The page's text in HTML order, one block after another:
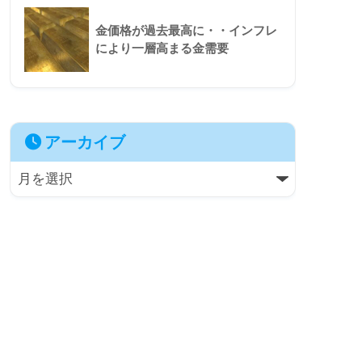
金価格が過去最高に・・インフレ
により一層高まる金需要
アーカイブ